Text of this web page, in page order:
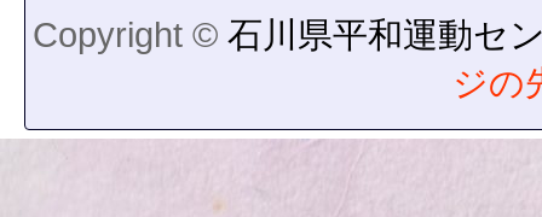
Copyright © 石川県平和運動セ
ジの